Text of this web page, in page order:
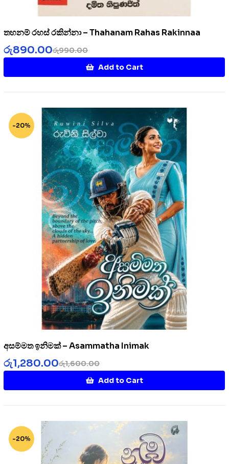
තහනම් රහස් රකින්නා – Thahanam Rahas Rakinnaa
රු990.00
රු890.00
Add to Cart
-20%
අසම්මත ඉනිමක් – Asammatha Inimak
රු1,600.00
රු1,280.00
Add to Cart
-20%